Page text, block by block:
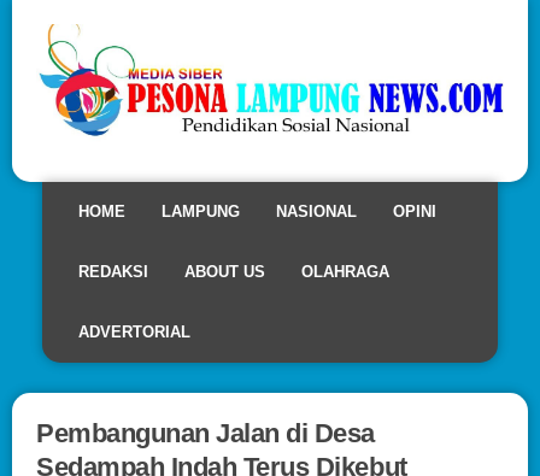
HOME LAMPUNG NASIONAL OPINI
REDAKSI ABOUT US OLAHRAGA
ADVERTORIAL
Pembangunan Jalan di Desa
Sedampah Indah Terus Dikebut